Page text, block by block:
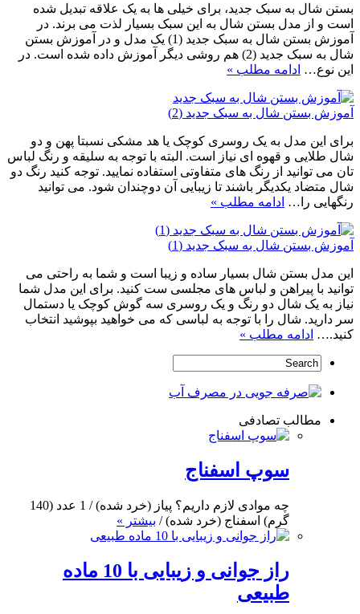
بستن شال به سبک جدید، برای خیلی ها به یک علاقه تبدیل شده
است و از مدل بستن شال به این سبک بسیار لذت می برند. در
آموزش بستن شال به سبک جدید (1) یک مدل و در آموزش بستن
شال به سبک جدید (2) هم روشی دیگر آموزش داده شده است. در
این نوع… ادامه مطلب »
آموزش بستن شال به سبک جدید (2)
برای این مدل به یک روسری کوچک یا هد مشکی نسبتا پهن و دو
شال طلایی و قهوه ای نیاز است. البته با توجه به سلیقه و رنگ لباس
تان می توانید از رنگ های متفاوتی استفاده نمایید. توجه کنید رنگ دو
شال متضاد یکدیگر باشند تا زیبایی آن دوچندان شود. می توانید
رنگهایی را… ادامه مطلب »
آموزش بستن شال به سبک جدید (1)
این مدل بستن شال بسیار ساده و زیبا است و شما به راحتی می
توانید با پیراهن و لباس های مجلسی ست کنید. برای این مدل شما
نیاز به یک شال دو رنگ و یک روسری سه گوش کوچک یا دستمال
سر دارید. شال را با توجه به لباسی که می خواهید بپوشید انتخاب
کنید.… ادامه مطلب »
مطالب تصادفی
سوپ اسفناج
چه موادی لازم داریم؟ پیاز (خرد شده) / 1 عدد (140
گرم) اسفناج (خرد شده) / بیشتر »
راز جوانی و زیبایی با 10 ماده
طبیعی